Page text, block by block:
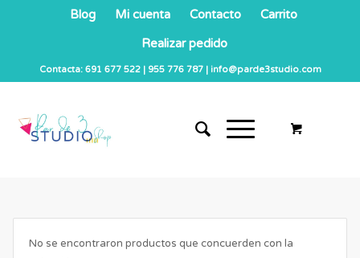
Blog Mi cuenta Contacto
Carrito
Realizar pedido
Contacta: 691 677 522 | 955 776 787 | info@parde3studio.com
No se encontraron productos que concuerden con la